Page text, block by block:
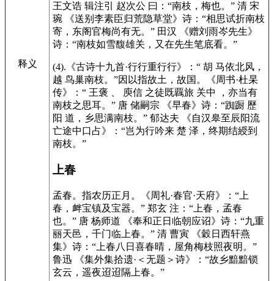
释义
王文诰 辑注引 赵次公 曰：“南枝，梅也。” 清 宋
琬 《送别李素臣归荒隐草堂》诗：“相思试折南枝
寄，东阁官梅尚有无。” 田汉 《赠刘雨岑先生》
诗：“南枝如雪馥雄关，又在先生笔底看。”
(4).《古诗十九首·行行重行行》：“ 胡 马依北风，
越 鸟巢南枝。”因以指故土，故国。《周书·杜杲
传》：“ 王褒 、 庾信 之徒既覊旅 关中 ，亦当有
南枝之思耳。” 唐 储嗣宗 《早春》诗：“踟蹰 歷
阳 道，乡思满南枝。” 郁达夫 《自汉皋至辰阳流
亡途中口占》：“岂为行吟来 楚 泽，终期结綬到
南枝。”
上春
孟春。指农历正月。《周礼·春官·天府》：“上
春，衅宝镇及宝器。” 郑玄 注：“上春，孟春
也。” 唐 杨师道 《奉和正日临朝应诏》诗：“九重
丽天邑，千门临上春。” 清 曹寅 《穀日西轩燕
集》诗：“上春八日喜春晴，屋角梅枝照夜明。”
鲁迅 《集外集拾遗·＜无题＞诗》：“故乡黯黯锁
玄云，遥夜迢迢隔上春。”